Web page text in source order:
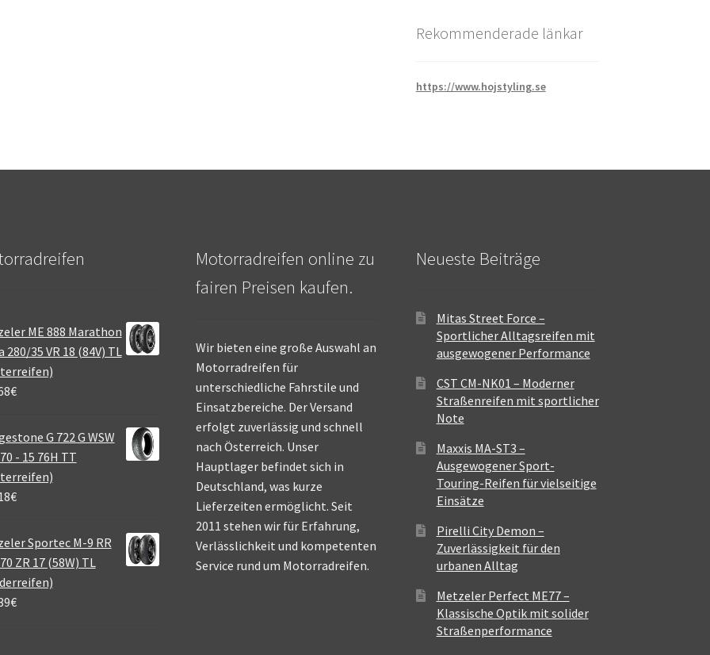
Rekommenderade länkar
https://www.hojstyling.se
ME 888 Marathon
280/35 VR 18 (84V) TL
€
G 722 G WSW
- 15 76H TT
€
Sportec M-9 RR
ZR 17 (58W) TL
€
Motorradreifen online zu
fairen Preisen kaufen.
Wir bieten eine große Auswahl an
Motorradreifen für
unterschiedliche Fahrstile und
Einsatzbereiche. Der Versand
erfolgt zuverlässig und schnell
nach Österreich. Unser
Hauptlager befindet sich in
Deutschland, was kurze
Lieferzeiten ermöglicht. Seit
2011 stehen wir für Erfahrung,
Verlässlichkeit und kompetenten
Service rund um Motorradreifen.
Neueste Beiträge
Mitas Street Force –
Sportlicher Alltagsreifen mit
ausgewogener Performance
CST CM-NK01 – Moderner
Straßenreifen mit sportlicher
Note
Maxxis MA-ST3 –
Ausgewogener Sport-
Touring-Reifen für vielseitige
Einsätze
Pirelli City Demon –
Zuverlässigkeit für den
urbanen Alltag
Metzeler Perfect ME77 –
Klassische Optik mit solider
Straßenperformance